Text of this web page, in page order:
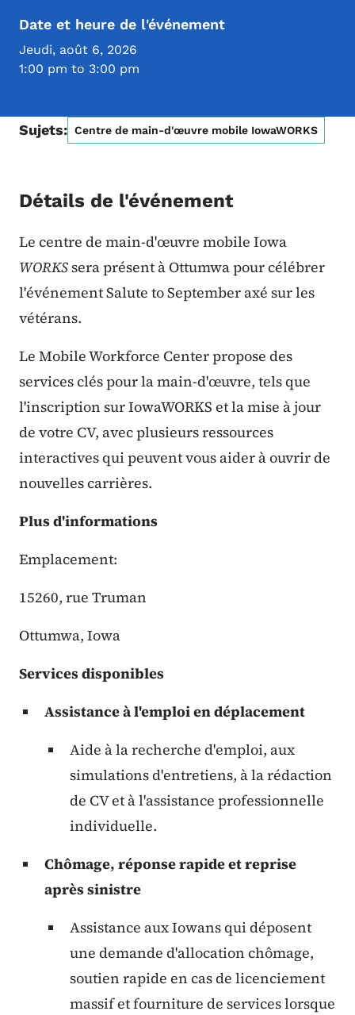
Date et heure de l'événement
Jeudi, août 6, 2026
1:00 pm to 3:00 pm
Sujets: Centre de main-d'œuvre mobile IowaWORKS
Détails de l'événement
Le centre de main-d'œuvre mobile Iowa
WORKS sera présent à Ottumwa pour célébrer
l'événement Salute to September axé sur les
vétérans.
Le Mobile Workforce Center propose des
services clés pour la main-d'œuvre, tels que
l'inscription sur IowaWORKS et la mise à jour
de votre CV, avec plusieurs ressources
interactives qui peuvent vous aider à ouvrir de
nouvelles carrières.
Plus d'informations
Emplacement:
15260, rue Truman
Ottumwa, Iowa
Services disponibles
Assistance à l'emploi en déplacement
Aide à la recherche d'emploi, aux
simulations d'entretiens, à la rédaction
de CV et à l'assistance professionnelle
individuelle.
Chômage, réponse rapide et reprise
après sinistre
Assistance aux Iowans qui déposent
une demande d'allocation chômage,
soutien rapide en cas de licenciement
massif et fourniture de services lorsque